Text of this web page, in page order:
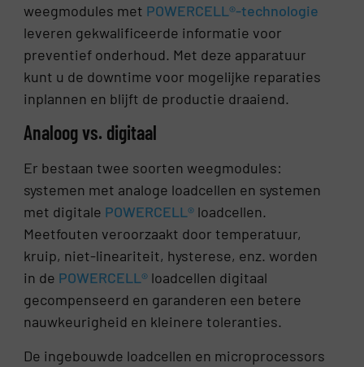
weegmodules met POWERCELL®-technologie
leveren gekwalificeerde informatie voor
preventief onderhoud. Met deze apparatuur
kunt u de downtime voor mogelijke reparaties
inplannen en blijft de productie draaiend.
Analoog vs. digitaal
Er bestaan twee soorten weegmodules:
systemen met analoge loadcellen en systemen
met digitale POWERCELL® loadcellen.
Meetfouten veroorzaakt door temperatuur,
kruip, niet-lineariteit, hysterese, enz. worden
in de POWERCELL® loadcellen digitaal
gecompenseerd en garanderen een betere
nauwkeurigheid en kleinere toleranties.
De ingebouwde loadcellen en microprocessors